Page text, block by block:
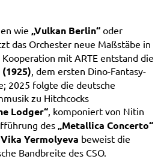
wie „Vulkan Berlin“ oder
das Orchester neue Maßstäbe in
mit ARTE entstand die
, dem ersten Dino-Fantasy-
2025 folgte die deutsche
zu Hitchcocks
Lodger“ , komponiert von Nitin
des „Metallica Concerto“
Vika Yermolyeva beweist die
Bandbreite des CSO.